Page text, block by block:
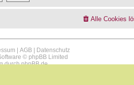
Alle Cookies
AGB|
Datenschutz
© phpBB Limited
durchphpBB.de